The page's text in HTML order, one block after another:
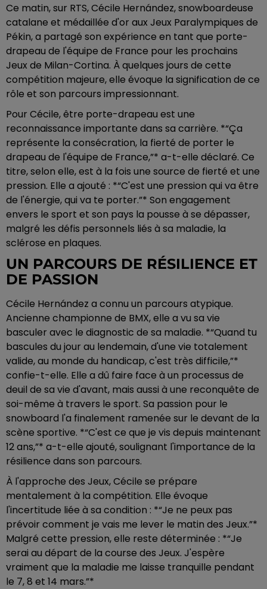
Ce matin, sur RTS, Cécile Hernández, snowboardeuse
catalane et médaillée d'or aux Jeux Paralympiques de
Pékin, a partagé son expérience en tant que porte-
drapeau de l'équipe de France pour les prochains
Jeux de Milan-Cortina. À quelques jours de cette
compétition majeure, elle évoque la signification de ce
rôle et son parcours impressionnant.
Pour Cécile, être porte-drapeau est une
reconnaissance importante dans sa carrière. *“Ça
représente la consécration, la fierté de porter le
drapeau de l'équipe de France,”* a-t-elle déclaré. Ce
titre, selon elle, est à la fois une source de fierté et une
pression. Elle a ajouté : *“C'est une pression qui va être
de l'énergie, qui va te porter.”* Son engagement
envers le sport et son pays la pousse à se dépasser,
malgré les défis personnels liés à sa maladie, la
sclérose en plaques.
UN PARCOURS DE RÉSILIENCE ET
DE PASSION
Cécile Hernández a connu un parcours atypique.
Ancienne championne de BMX, elle a vu sa vie
basculer avec le diagnostic de sa maladie. *“Quand tu
bascules du jour au lendemain, d'une vie totalement
valide, au monde du handicap, c'est très difficile,”*
confie-t-elle. Elle a dû faire face à un processus de
deuil de sa vie d'avant, mais aussi à une reconquête de
soi-même à travers le sport. Sa passion pour le
snowboard l'a finalement ramenée sur le devant de la
scène sportive. *“C'est ce que je vis depuis maintenant
12 ans,”* a-t-elle ajouté, soulignant l'importance de la
résilience dans son parcours.
À l'approche des Jeux, Cécile se prépare
mentalement à la compétition. Elle évoque
l'incertitude liée à sa condition : *“Je ne peux pas
prévoir comment je vais me lever le matin des Jeux.”*
Malgré cette pression, elle reste déterminée : *“Je
serai au départ de la course des Jeux. J'espère
vraiment que la maladie me laisse tranquille pendant
le 7, 8 et 14 mars.”*